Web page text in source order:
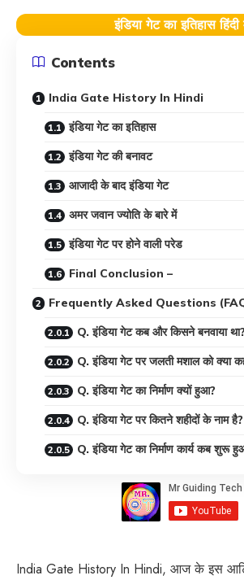
इंडिया गेट का इतिहास हिंदी
Contents
India Gate History In Hindi
इंडिया गेट का इतिहास
इंडिया गेट की बनावट
आजादी के बाद इंडिया गेट
अमर जवान ज्योति के बारे में
इंडिया गेट पर होने वाली परेड
Final Conclusion –
Frequently Asked Questions
Q. इंडिया गेट कब और किसने बनवाया था?
Q. इंडिया गेट पर जलती मशाल को क्या
Q. इंडिया गेट का निर्माण क्यों हुआ?
Q. इंडिया गेट पर कितने शहीदों के नाम है?
Q. इंडिया गेट का निर्माण कार्य कब शुरू
India Gate History In Hindi, आज के इस